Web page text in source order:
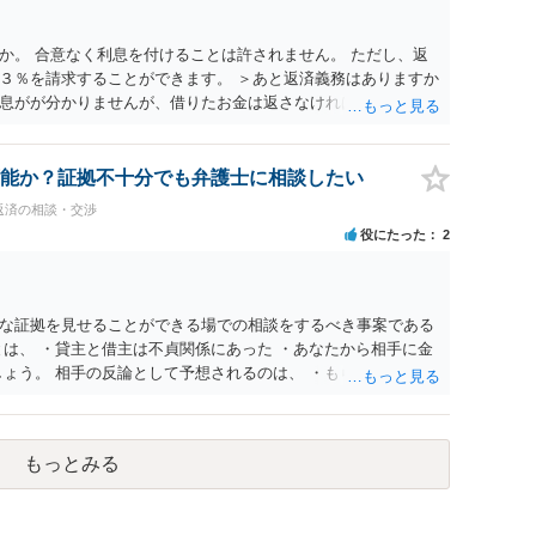
。 合意なく利息を付けることは許されません。 ただし、返
％を請求することができます。 ＞あと返済義務はありますか
がが分かりませんが、借りたお金は返さなければいけません
か？証拠不十分でも弁護士に相談したい
済の相談・交渉
役にたった
2
証拠を見せることができる場での相談をするべき事案である
、 ・貸主と借主は不貞関係にあった ・あなたから相手に金
う。 相手の反論として予想されるのは、 ・もらったものだ
不貞当事者間での貸金だからといって不法原因給付になるわ
てお金を払ってお願いしていたという事情などが必要です。
もっとみる